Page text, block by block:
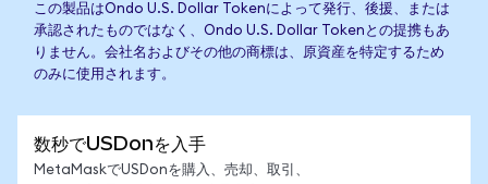
この製品はOndo U.S. Dollar Tokenによって発行、後援、または
承認されたものではなく、Ondo U.S. Dollar Tokenとの提携もあ
りません。会社名およびその他の商標は、原資産を特定するため
のみに使用されます。
数秒でUSDonを入手
MetaMaskでUSDonを購入、売却、取引、